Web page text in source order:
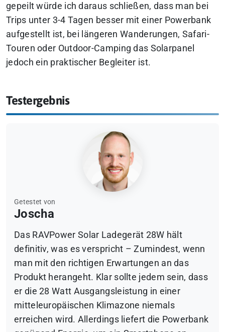
gepeilt würde ich daraus schließen, dass man bei
Trips unter 3-4 Tagen besser mit einer Powerbank
aufgestellt ist, bei längeren Wanderungen, Safari-
Touren oder Outdoor-Camping das Solarpanel
jedoch ein praktischer Begleiter ist.
Testergebnis
Getestet von
Joscha
Das RAVPower Solar Ladegerät 28W hält
definitiv, was es verspricht – Zumindest, wenn
man mit den richtigen Erwartungen an das
Produkt herangeht. Klar sollte jedem sein, dass
er die 28 Watt Ausgangsleistung in einer
mitteleuropäischen Klimazone niemals
erreichen wird. Allerdings liefert die Powerbank